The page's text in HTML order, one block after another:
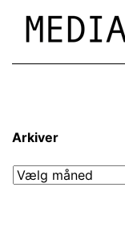
Arkiver
Arkiver